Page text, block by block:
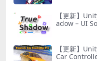
【更新】
adow – UI
【更新】
Car